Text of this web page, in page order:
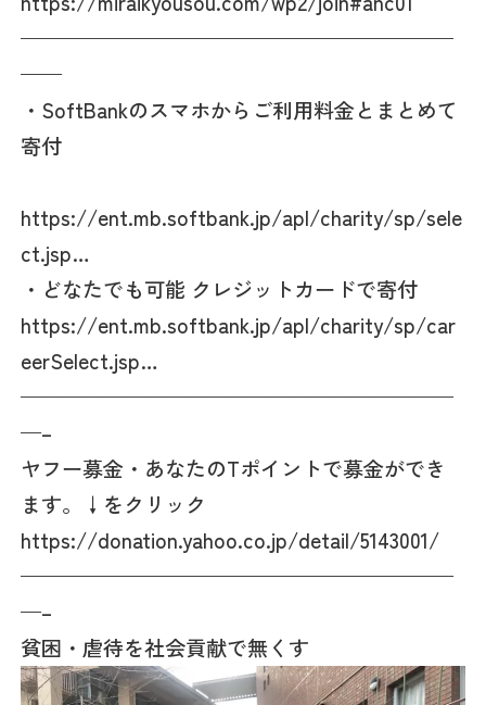
—————————————————————
——
・SoftBankのスマホからご利用料金とまとめて
寄付
https://ent.mb.softbank.jp/apl/charity/sp/sele
ct.jsp…
・どなたでも可能 クレジットカードで寄付
https://ent.mb.softbank.jp/apl/charity/sp/car
eerSelect.jsp…
—————————————————————
—–
ヤフー募金・あなたのTポイントで募金ができ
ます。↓をクリック
https://donation.yahoo.co.jp/detail/5143001/
—————————————————————
—–
貧困・虐待を社会貢献で無くす